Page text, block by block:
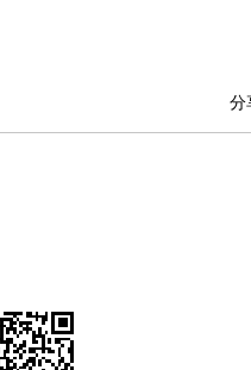
分